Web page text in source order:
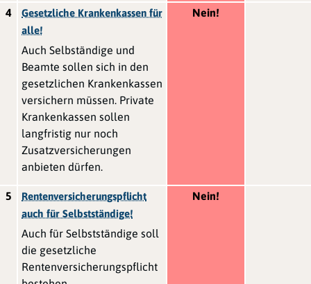
4
Gesetzliche Krankenkassen für
alle!
Auch Selbständige und
Beamte sollen sich in den
gesetzlichen Krankenkassen
versichern müssen. Private
Krankenkassen sollen
langfristig nur noch
Zusatzversicherungen
anbieten dürfen.
Nein!
5
Rentenversicherungspflicht
auch für Selbstständige!
Auch für Selbstständige soll
die gesetzliche
Rentenversicherungspflicht
Nein!